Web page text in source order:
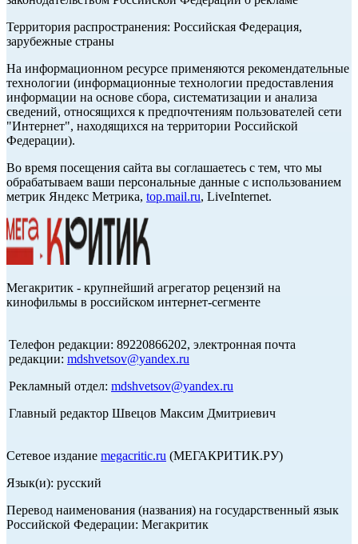
Территория распространения: Российская Федерация,
зарубежные страны
На информационном ресурсе применяются рекомендательные
технологии (информационные технологии предоставления
информации на основе сбора, систематизации и анализа
сведений, относящихся к предпочтениям пользователей сети
"Интернет", находящихся на территории Российской
Федерации).
Во время посещения сайта вы соглашаетесь с тем, что мы
обрабатываем ваши персональные данные с использованием
метрик Яндекс Метрика, top.mail.ru, LiveInternet.
Мегакритик - крупнейший агрегатор рецензий на
кинофильмы в российском интернет-сегменте
Телефон редакции: 89220866202, электронная почта
редакции: mdshvetsov@yandex.ru
Рекламный отдел: mdshvetsov@yandex.ru
Главный редактор Швецов Максим Дмитриевич
Сетевое издание megacritic.ru (МЕГАКРИТИК.РУ)
Язык(и): русский
Перевод наименования (названия) на государственный язык
Российской Федерации: Мегакритик